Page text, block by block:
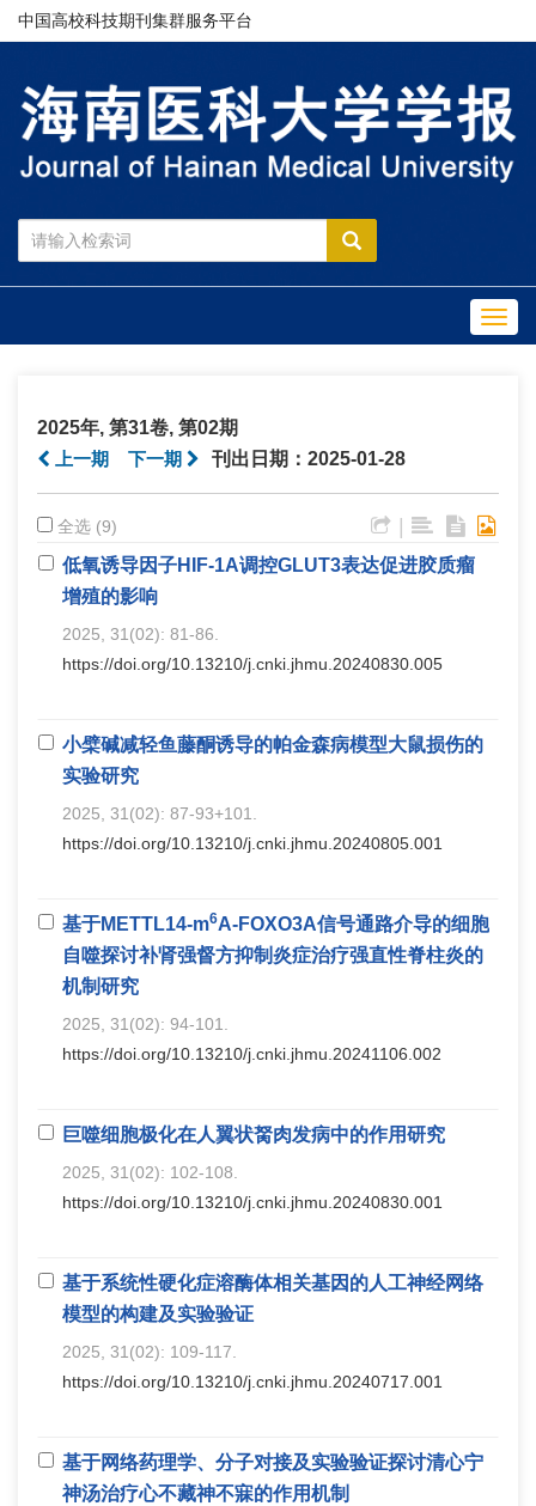
中国高校科技期刊集群服务平台
2025年, 第31卷, 第02期
刊出日期：2025-01-28
上一期 下一期
全选 (9)
低氧诱导因子HIF-1A调控GLUT3表达促进胶质瘤
增殖的影响
2025, 31(02): 81-86.
https://doi.org/10.13210/j.cnki.jhmu.20240830.005
小檗碱减轻鱼藤酮诱导的帕金森病模型大鼠损伤的
实验研究
2025, 31(02): 87-93+101.
https://doi.org/10.13210/j.cnki.jhmu.20240805.001
基于METTL14-m6A-FOXO3A信号通路介导的细胞
自噬探讨补肾强督方抑制炎症治疗强直性脊柱炎的
机制研究
2025, 31(02): 94-101.
https://doi.org/10.13210/j.cnki.jhmu.20241106.002
巨噬细胞极化在人翼状胬肉发病中的作用研究
2025, 31(02): 102-108.
https://doi.org/10.13210/j.cnki.jhmu.20240830.001
基于系统性硬化症溶酶体相关基因的人工神经网络
模型的构建及实验验证
2025, 31(02): 109-117.
https://doi.org/10.13210/j.cnki.jhmu.20240717.001
基于网络药理学、分子对接及实验验证探讨清心宁
神汤治疗心不藏神不寐的作用机制